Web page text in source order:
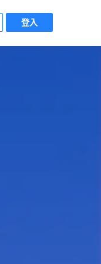
登入